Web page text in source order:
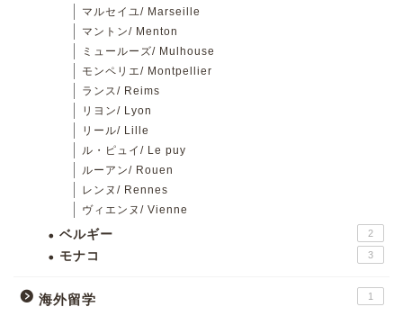
マルセイユ/ Marseille
マントン/ Menton
ミュールーズ/ Mulhouse
モンペリエ/ Montpellier
ランス/ Reims
リヨン/ Lyon
リール/ Lille
ル・ピュイ/ Le puy
ルーアン/ Rouen
レンヌ/ Rennes
ヴィエンヌ/ Vienne
ベルギー 2
モナコ 3
海外留学 1